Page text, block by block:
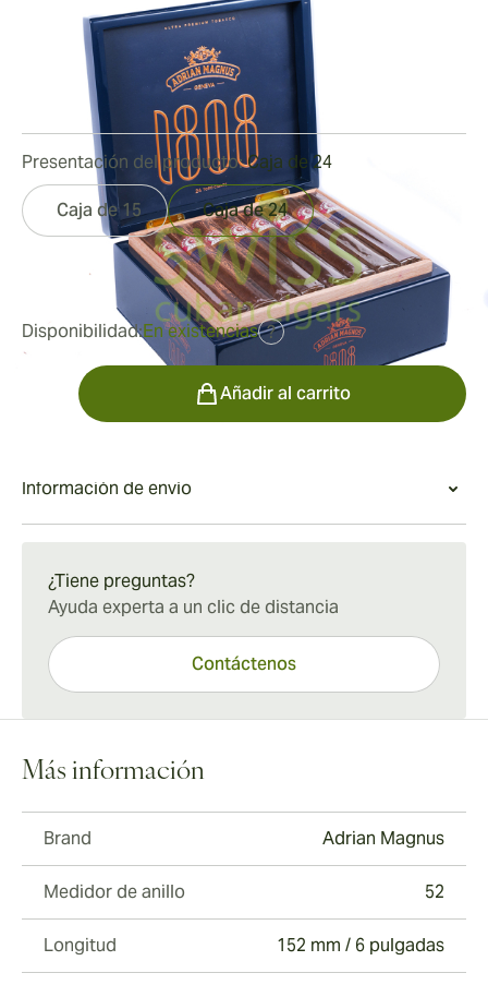
Medidor de anillo:52
Longitud: 152 mm / 6 pulgadas
Reseñas
322,66 €
Disponibilidad:En existencias ?
Presentación del producto:Caja de 24
Caja de 15 Caja de 24
Cantidad
Añadir al carrito
Información de envío
¿Tiene preguntas?
Ayuda experta a un clic de distancia
Contáctenos
Más información
Brand Adrian Magnus
Medidor de anillo 52
Longitud 152 mm / 6 pulgadas